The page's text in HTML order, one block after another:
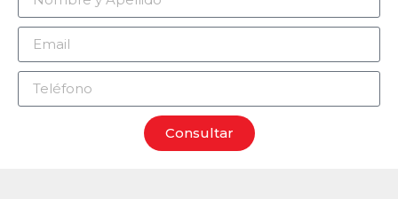
Consultar